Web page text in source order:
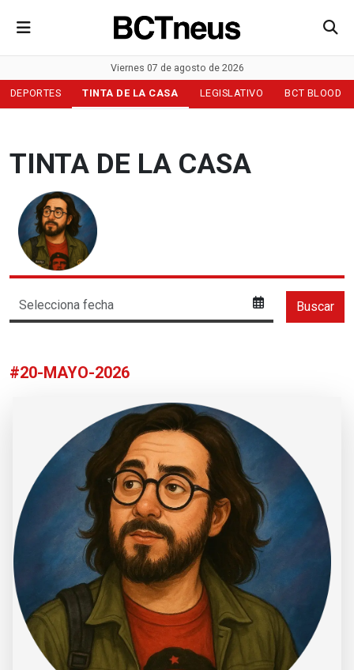
Viernes 07 de agosto de 2026
DEPORTES TINTA DE LA CASA LEGISLATIVO BCT BLOOD
TINTA DE LA CASA
#20-MAYO-2026